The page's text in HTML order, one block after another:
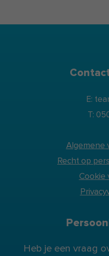
E:
T:
Algemene
Recht op
Cookie
Heb je een vraag